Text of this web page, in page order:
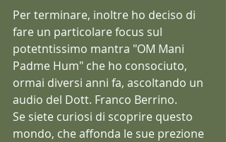
Per terminare, inoltre ho deciso di
fare un particolare focus sul
potetntissimo mantra "OM Mani
Padme Hum" che ho consociuto,
ormai diversi anni fa, ascoltando un
audio del Dott. Franco Berrino.
Se siete curiosi di scoprire questo
mondo, che affonda le sue prezione